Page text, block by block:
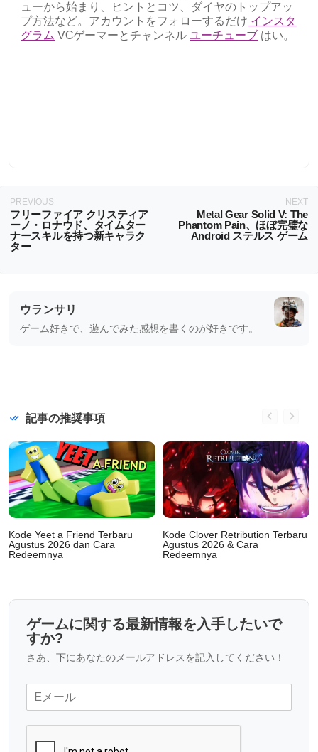
ューから始まり、ヒントとコツ、ダイヤのトップアッ
プ方法など。アカウントをフォローするだけ インスタ
グラム VCゲーマーとチャンネル ユーチューブ はい。
PREVIOUS
フリーファイア クリスティア
ーノ・ロナウド、タイムター
ナースキルを持つ新キャラク
ター
NEXT
Metal Gear Solid V: The
Phantom Pain、ほぼ完璧な
Android ステルス ゲーム
ウランサリ
ゲーム好きで、遊んでみた感想を書くのが好きです。
記事の推奨事項
Kode Yeet a Friend Terbaru
Agustus 2026 dan Cara
Redeemnya
Kode Clover Retribution Terbaru
Agustus 2026 & Cara
Redeemnya
ゲームに関する最新情報を入手したいで
すか?
さあ、下にあなたのメールアドレスを記入してください！